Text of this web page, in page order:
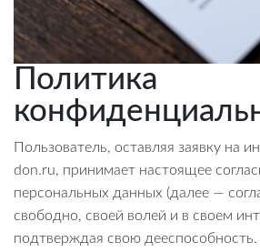
Политика
Пользователь, оставляя заявку на
don.ru, принимает настоящее
персональных данных (далее —
свободно, своей волей и в своем
подтверждая свою